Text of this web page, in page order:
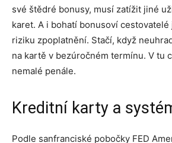
své štědré bonusy, musí zatížit jiné
karet. A i bohatí bonusoví
riziku zpoplatnění. Stačí, když
na kartě v bezúročném termínu. V tu
nemalé penále.
Kreditní karty a
Podle sanfranciské pobočky FED